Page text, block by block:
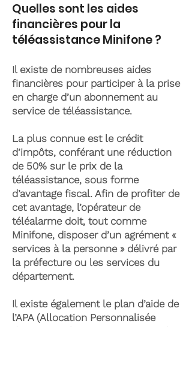
Quelles sont les aides
financières pour la
téléassistance Minifone ?
Il existe de nombreuses aides
financières pour participer à la prise
en charge d’un abonnement au
service de téléassistance.
La plus connue est le crédit
d’impôts, conférant une réduction
de 50% sur le prix de la
téléassistance, sous forme
d’avantage fiscal. Afin de profiter de
cet avantage, l’opérateur de
téléalarme doit, tout comme
Minifone, disposer d’un agrément «
services à la personne » délivré par
la préfecture ou les services du
département.
Il existe également le plan d’aide de
l’APA (Allocation Personnalisée